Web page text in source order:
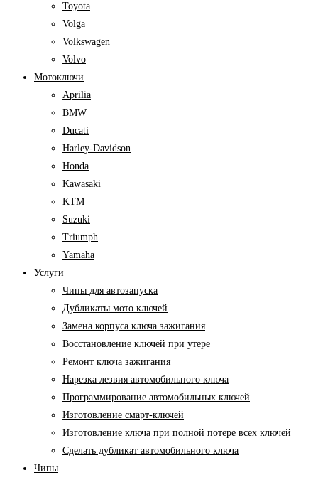
Toyota
Volga
Volkswagen
Volvo
Мотоключи
Aprilia
BMW
Ducati
Harley-Davidson
Honda
Kawasaki
KTM
Suzuki
Triumph
Yamaha
Услуги
Чипы для автозапуска
Дубликаты мото ключей
Замена корпуса ключа зажигания
Восстановление ключей при утере
Ремонт ключа зажигания
Нарезка лезвия автомобильного ключа
Программирование автомобильных ключей
Изготовление смарт-ключей
Изготовление ключа при полной потере всех ключей
Cделать дубликат автомобильного ключа
Чипы